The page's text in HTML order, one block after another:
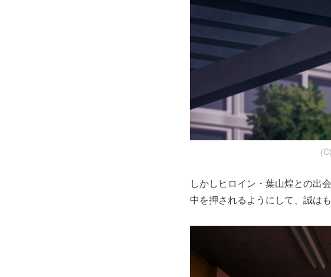
しかしヒロイン・葉山煌との出
中を押されるようにして、誠は